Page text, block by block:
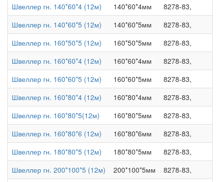
Швеллер гн. 140*60*4 (12м)
140*60*4мм
8278-83,
Швеллер гн. 140*60*5 (12м)
140*60*5мм
8278-83,
Швеллер гн. 160*50*5 (12м)
160*50*5мм
8278-83,
Швеллер гн. 160*60*4 (12м)
160*60*4мм
8278-83,
Швеллер гн. 160*60*5 (12м)
160*60*5мм
8278-83,
Швеллер гн. 160*80*4 (12м)
160*80*4мм
8278-83,
Швеллер гн. 160*80*5(12м)
160*80*5мм
8278-83,
Швеллер гн. 160*80*6 (12м)
160*80*6мм
8278-83,
Швеллер гн. 180*80*5 (12м)
180*80*5мм
8278-83,
Швеллер гн. 200*100*5 (12м)
200*100*5мм
8278-83,